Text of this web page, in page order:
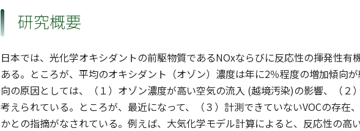
研究概要
日本では、光化学オキシダントの前駆物質であるNOxならびに反応性の揮発性有
ある。ところが、平均のオキシダント（オゾン）濃度は年に2％程度の増加傾向
向の原因としては、（１）オゾン濃度が高い空気の流入 (越境汚染)の影響、（２
考えられている。ところが、最近になって、（３）計測できていないVOCの存在
かとの指摘がなされている。例えば、大気化学モデル計算によると、反応性の高